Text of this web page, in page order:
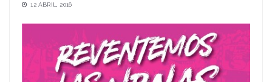
12 ABRIL, 2016